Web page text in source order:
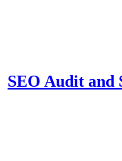
SEO Audit and